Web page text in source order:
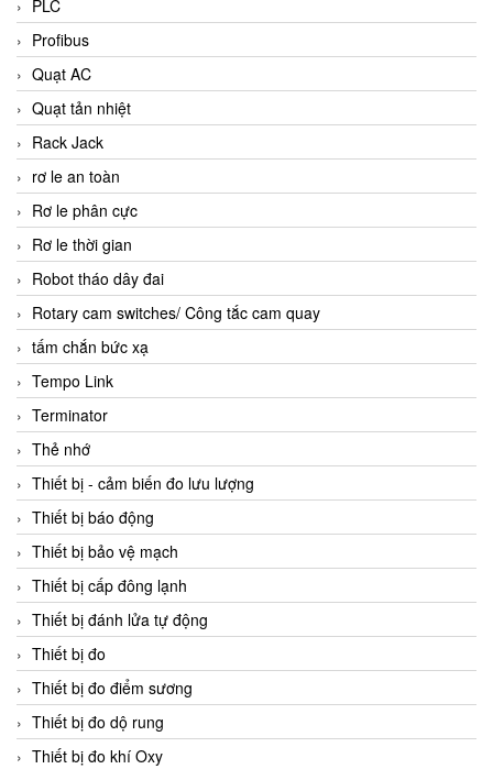
PLC
Profibus
Quạt AC
Quạt tản nhiệt
Rack Jack
rơ le an toàn
Rơ le phân cực
Rơ le thời gian
Robot tháo dây đai
Rotary cam switches/ Công tắc cam quay
tấm chắn bức xạ
Tempo Link
Terminator
Thẻ nhớ
Thiết bị - cảm biến đo lưu lượng
Thiết bị báo động
Thiết bị bảo vệ mạch
Thiết bị cấp đông lạnh
Thiết bị đánh lửa tự động
Thiết bị đo
Thiết bị đo điểm sương
Thiết bị đo dộ rung
Thiết bị đo khí Oxy